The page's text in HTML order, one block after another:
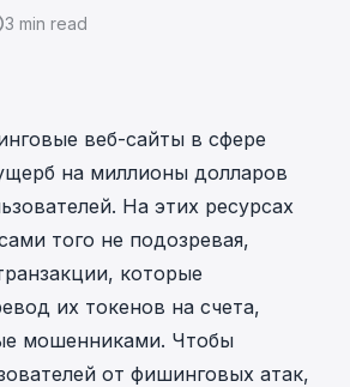
3 min read
веб-сайты в сфере
на миллионы долларов
На этих ресурсах
того не подозревая,
которые
их токенов на счета,
мошенниками. Чтобы
от фишинговых атак,